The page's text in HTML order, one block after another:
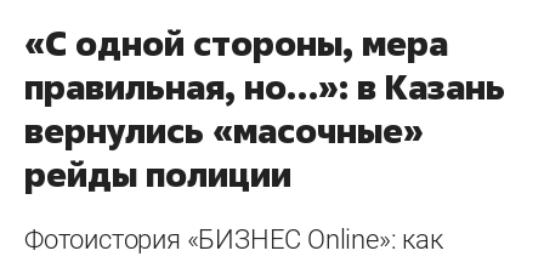
«С одной стороны, мера
правильная, но…»: в Казань
вернулись «масочные»
рейды полиции
Фотоистория «БИЗНЕС Online»: как